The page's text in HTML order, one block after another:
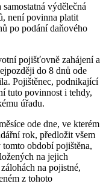
výdělečná
není povinna platit
po podání daňového
pojišťovně zahájení a
do 8 dnů ode
Pojištěnec, podnikající
tuto povinnost i tehdy,
úřadu.
ode dne, ve kterém
rok, předložit všem
období pojištěna,
na jejich
na pojistné,
z tohoto